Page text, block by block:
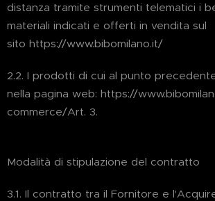
distanza tramite strumenti telematici i
materiali indicati e offerti in vendita sul
sito https://www.bibomilano.it/
2.2. I prodotti di cui al punto
nella pagina web: https://
commerce/Art. 3.
Modalità di stipulazione del contratto
3.1. Il contratto tra il Fornitore e